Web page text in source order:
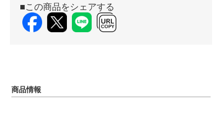
■この商品をシェアする
商品情報